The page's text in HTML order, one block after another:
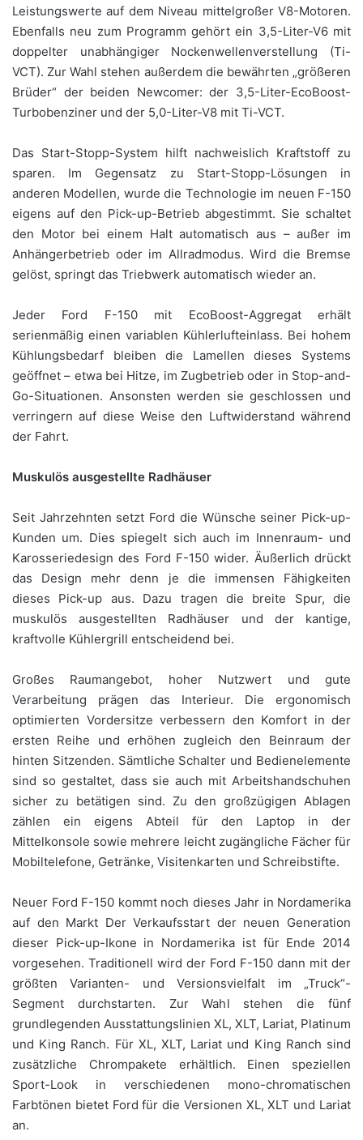
Leistungswerte auf dem Niveau mittelgroßer V8-Motoren.
Ebenfalls neu zum Programm gehört ein 3,5-Liter-V6 mit
doppelter unabhängiger Nockenwellenverstellung (Ti-
VCT). Zur Wahl stehen außerdem die bewährten „größeren
Brüder“ der beiden Newcomer: der 3,5-Liter-EcoBoost-
Turbobenziner und der 5,0-Liter-V8 mit Ti-VCT.
Das Start-Stopp-System hilft nachweislich Kraftstoff zu
sparen. Im Gegensatz zu Start-Stopp-Lösungen in
anderen Modellen, wurde die Technologie im neuen F-150
eigens auf den Pick-up-Betrieb abgestimmt. Sie schaltet
den Motor bei einem Halt automatisch aus – außer im
Anhängerbetrieb oder im Allradmodus. Wird die Bremse
gelöst, springt das Triebwerk automatisch wieder an.
Jeder Ford F-150 mit EcoBoost-Aggregat erhält
serienmäßig einen variablen Kühlerlufteinlass. Bei hohem
Kühlungsbedarf bleiben die Lamellen dieses Systems
geöffnet – etwa bei Hitze, im Zugbetrieb oder in Stop-and-
Go-Situationen. Ansonsten werden sie geschlossen und
verringern auf diese Weise den Luftwiderstand während
der Fahrt.
Muskulös ausgestellte Radhäuser
Seit Jahrzehnten setzt Ford die Wünsche seiner Pick-up-
Kunden um. Dies spiegelt sich auch im Innenraum- und
Karosseriedesign des Ford F-150 wider. Äußerlich drückt
das Design mehr denn je die immensen Fähigkeiten
dieses Pick-up aus. Dazu tragen die breite Spur, die
muskulös ausgestellten Radhäuser und der kantige,
kraftvolle Kühlergrill entscheidend bei.
Großes Raumangebot, hoher Nutzwert und gute
Verarbeitung prägen das Interieur. Die ergonomisch
optimierten Vordersitze verbessern den Komfort in der
ersten Reihe und erhöhen zugleich den Beinraum der
hinten Sitzenden. Sämtliche Schalter und Bedienelemente
sind so gestaltet, dass sie auch mit Arbeitshandschuhen
sicher zu betätigen sind. Zu den großzügigen Ablagen
zählen ein eigens Abteil für den Laptop in der
Mittelkonsole sowie mehrere leicht zugängliche Fächer für
Mobiltelefone, Getränke, Visitenkarten und Schreibstifte.
Neuer Ford F-150 kommt noch dieses Jahr in Nordamerika
auf den Markt Der Verkaufsstart der neuen Generation
dieser Pick-up-Ikone in Nordamerika ist für Ende 2014
vorgesehen. Traditionell wird der Ford F-150 dann mit der
größten Varianten- und Versionsvielfalt im „Truck“-
Segment durchstarten. Zur Wahl stehen die fünf
grundlegenden Ausstattungslinien XL, XLT, Lariat, Platinum
und King Ranch. Für XL, XLT, Lariat und King Ranch sind
zusätzliche Chrompakete erhältlich. Einen speziellen
Sport-Look in verschiedenen mono-chromatischen
Farbtönen bietet Ford für die Versionen XL, XLT und Lariat
an.